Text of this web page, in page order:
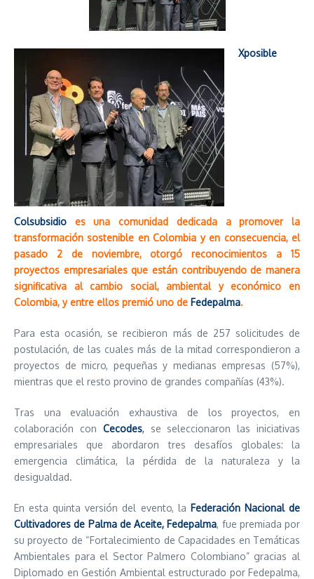
Xposible
Colsubsidio es una comunidad dedicada a promover la
transformación sostenible en Colombia y en consecuencia, el
pasado 2 de noviembre, otorgó reconocimientos a 15
proyectos empresariales que están contribuyendo de manera
significativa al cambio social, ambiental y económico en
Colombia, y entre ellos premió uno de Fedepalma.
Para esta ocasión, se recibieron más de 257 solicitudes de
postulación, de las cuales más de la mitad correspondieron a
proyectos de micro, pequeñas y medianas empresas (57%),
mientras que el resto provino de grandes compañías (43%).
Tras una evaluación exhaustiva de los proyectos, en
colaboración con Cecodes,
se seleccionaron las iniciativas
empresariales que abordaron tres desafíos globales: la
emergencia climática, la pérdida de la naturaleza y la
desigualdad.
En esta quinta versión del evento, la Federación Nacional de
Cultivadores de Palma de Aceite, Fedepalma, fue premiada por
su proyecto de “Fortalecimiento de Capacidades en Temáticas
Ambientales para el Sector Palmero Colombiano” gracias al
Diplomado en Gestión Ambiental estructurado por Fedepalma,